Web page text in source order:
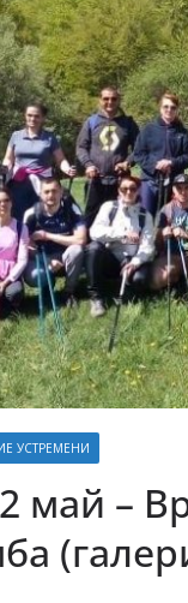
УСТРЕМЕНИ
май –